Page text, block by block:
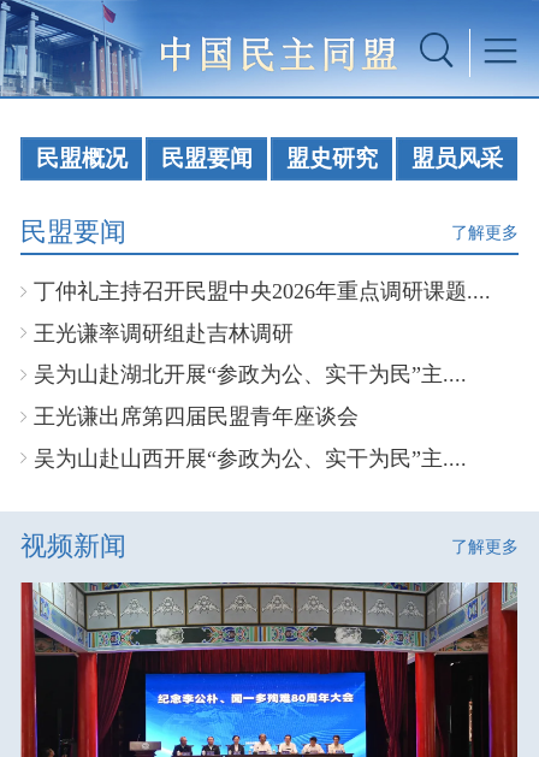
民盟概况 民盟要闻 盟史研究 盟员风采
民盟要闻 了解更多
丁仲礼主持召开民盟中央2026年重点调研课题....
王光谦率调研组赴吉林调研
吴为山赴湖北开展“参政为公、实干为民”主....
王光谦出席第四届民盟青年座谈会
吴为山赴山西开展“参政为公、实干为民”主....
视频新闻 了解更多